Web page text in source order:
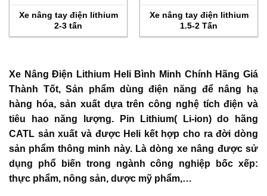
Xe Nâng Điện Lithium Heli Bình Minh Chính Hãng Giá
Thành Tốt, Sản phẩm dùng điện năng để nâng hạ
hàng hóa, sản xuất dựa trên công nghệ tích điện và
tiêu hao năng lượng. Pin Lithium( Li-ion) do hãng
CATL sản xuất và được Heli kết hợp cho ra đời dòng
sản phẩm thông minh này. Là dòng xe nâng được sử
dụng phổ biến trong ngành công nghiệp bốc xếp:
thực phẩm, nông sản, dược mỹ phẩm,…
Xe nâng tay điện lithium
2-3 tấn
Xe nâng tay điện lithium
1.5-2 Tấn